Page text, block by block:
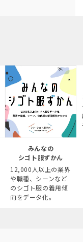
みんなの
シゴト服ずかん
12,000人以上の業界
や職種、シーンなど
のシゴト服の着用傾
向をデータ化。